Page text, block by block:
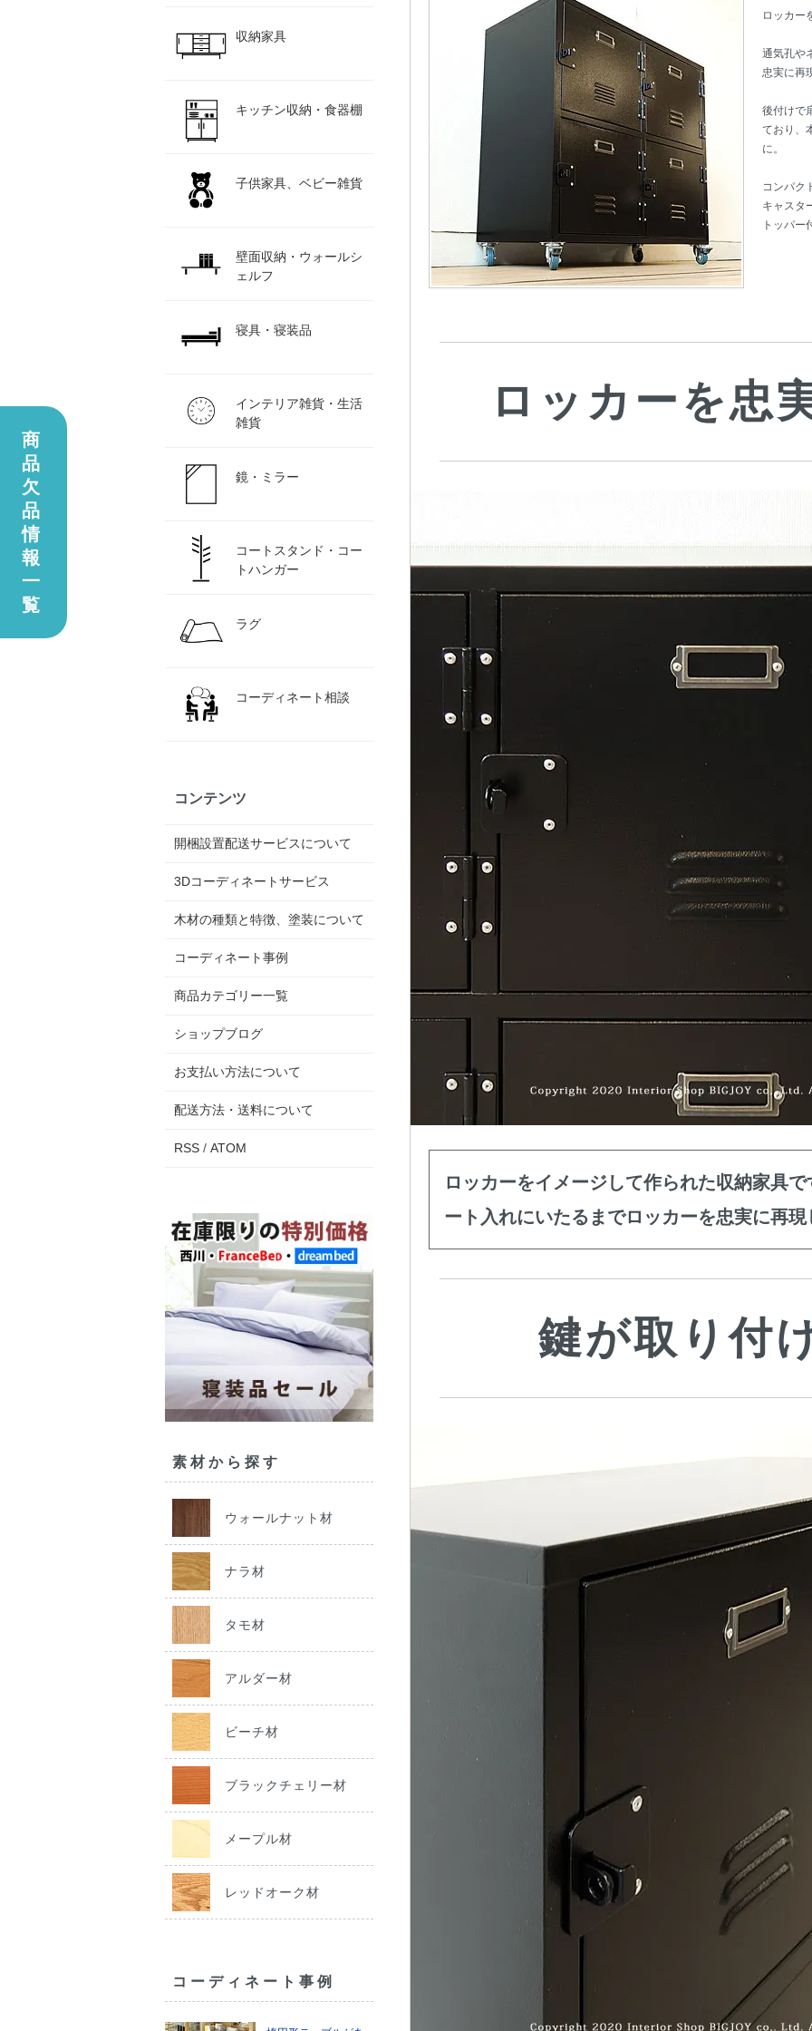
ロッカー
通気孔や
忠実に再
後付けで
ており、
に。
コンパク
キャスタ
トッパー
ロッカーを忠
ロッカーをイメージして作られた収納家具
ート入れにいたるまでロッカーを忠実に再
鍵が取り付
収納家具
キッチン収納・食器棚
子供家具、ベビー雑貨
壁面収納・ウォールシ
ェルフ
寝具・寝装品
インテリア雑貨・生活
雑貨
鏡・ミラー
コートスタンド・コー
トハンガー
ラグ
コーディネート相談
コンテンツ
開梱設置配送サービスについて
3Dコーディネートサービス
木材の種類と特徴、塗装について
コーディネート事例
商品カテゴリー一覧
ショップブログ
お支払い方法について
配送方法・送料について
RSS / ATOM
素材から探す
ウォールナット材
ナラ材
タモ材
アルダー材
ビーチ材
ブラックチェリー材
メープル材
レッドオーク材
コーディネート事例
商
品
欠
品
情
報
一
覧